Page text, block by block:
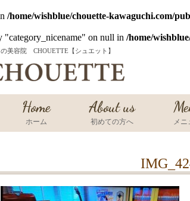
/home/wishblue/chouette-kawaguchi.com/
"category_nicename" on null in /home/
の美容院 CHOUETTE【シュエット】
Home
ホーム
About us
初めての方へ メニ